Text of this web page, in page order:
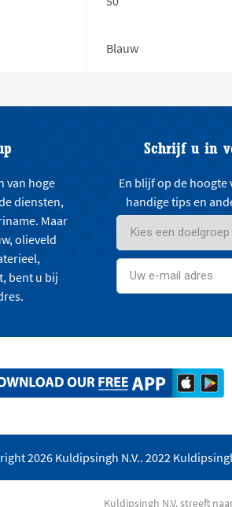
Blauw
van hoge
diensten,
Maar
olieveld
bent u bij
Schrijf u in
En blijf op de
handige tips en
2026 Kuldipsingh N.V.. 2022
Kuldipsingh N.V. streeft